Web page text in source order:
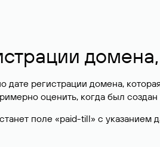
дате регистрации домена,
оценить, когда был создан
поле «paid-till» с указанием